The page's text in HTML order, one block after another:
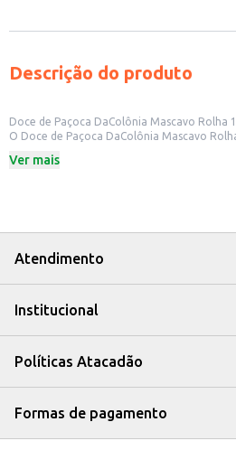
Descrição do produto
Doce de Paçoca DaColônia Mascavo Rolha
O Doce de Paçoca DaColônia Mascavo
revenda em pequenos comércios, como
Pode ser utilizado para compor cestas de
Ideal para quem busca um doce saboroso e
A paçoca DaColônia Mascavo Rolha é uma
Ver mais
Atendimento
Institucional
Políticas Atacadão
Formas de pagamento